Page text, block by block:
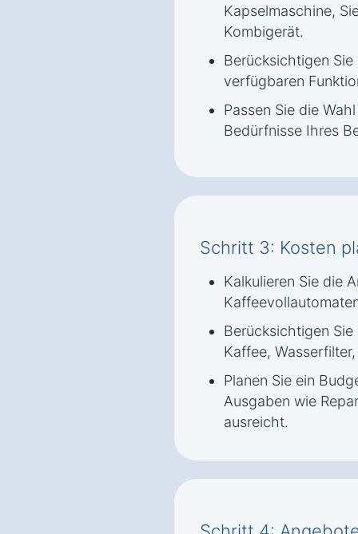
Kapselmaschine,
Kombigerät.
Berücksichtigen
verfügbaren
Passen Sie die
Bedürfnisse Ihres
Schritt 3: Kosten
Kalkulieren Sie die
Berücksichtigen
Kaffee,
Planen Sie ein
Ausgaben wie
ausreicht.